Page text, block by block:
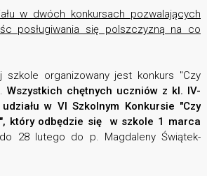
w dwóch konkursach pozwalających
posługiwania się polszczyzną na co
organizowany jest konkurs "Czy
Wszystkich chętnych uczniów z kl. IV-
w VI Szkolnym Konkursie "Czy
który odbędzie się w szkole 1 marca
do 28 lutego do p. Magdaleny Świątek-